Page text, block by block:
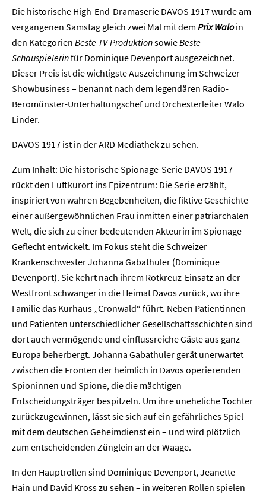
Die historische High-End-Dramaserie DAVOS 1917 wurde am
vergangenen Samstag gleich zwei Mal mit dem Prix Waloin
den Kategorien Beste TV-ProduktionsowieBeste
Schauspielerinfür Dominique Devenport ausgezeichnet.
Dieser Preis ist die wichtigste Auszeichnung im Schweizer
Showbusiness – benannt nach dem legendären Radio-
Beromünster-Unterhaltungschef und Orchesterleiter Walo
Linder.
DAVOS 1917 ist in der ARD Mediathek zu sehen.
Zum Inhalt: Die historische Spionage-Serie DAVOS 1917
rückt den Luftkurort ins Epizentrum: Die Serie erzählt,
inspiriert von wahren Begebenheiten, die fiktive Geschichte
einer außergewöhnlichen Frau inmitten einer patriarchalen
Welt, die sich zu einer bedeutenden Akteurin im Spionage-
Geflecht entwickelt. Im Fokus steht die Schweizer
Krankenschwester Johanna Gabathuler (Dominique
Devenport). Sie kehrt nach ihrem Rotkreuz-Einsatz an der
Westfront schwanger in die Heimat Davos zurück, wo ihre
Familie das Kurhaus „Cronwald“ führt. Neben Patientinnen
und Patienten unterschiedlicher Gesellschaftsschichten sind
dort auch vermögende und einflussreiche Gäste aus ganz
Europa beherbergt. Johanna Gabathuler gerät unerwartet
zwischen die Fronten der heimlich in Davos operierenden
Spioninnen und Spione, die die mächtigen
Entscheidungsträger bespitzeln. Um ihre uneheliche Tochter
zurückzugewinnen, lässt sie sich auf ein gefährliches Spiel
mit dem deutschen Geheimdienst ein – und wird plötzlich
zum entscheidenden Zünglein an der Waage.
In den Hauptrollen sind Dominique Devenport, Jeanette
Hain und David Kross zu sehen – in weiteren Rollen spielen